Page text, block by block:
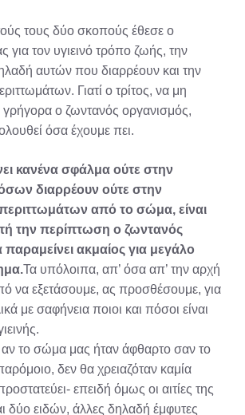
τους δύο σκοπούς έθεσε ο
για τον υγιεινό τρόπο ζωής, την
αυτών που διαρρέουν και την
Γιατί ο τρίτος, να μη
γρήγορα ο ζωντανός οργανισμός,
όσα έχουμε πει.
κανένα σφάλμα ούτε στην
διαρρέουν ούτε στην
από το σώμα, είναι
την περίπτωση ο ζωντανός
ακμαίος για μεγάλο
Τα υπόλοιπα, απ’ όσα απ’ την αρχή
να εξετάσουμε, ας προσθέσουμε, για
με σαφήνεια ποιοι και πόσοι είναι
αν το σώμα μας ήταν άφθαρτο σαν το
δεν θα χρειαζόταν καμία
επειδή όμως οι αιτίες της
δύο ειδών, άλλες δηλαδή έμφυτες